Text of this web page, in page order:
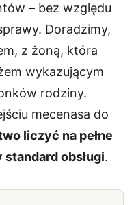
– bez względu
Doradzimy,
z żoną, która
wykazującym
rodziny.
mecenasa do
liczyć na pełne
obsługi.